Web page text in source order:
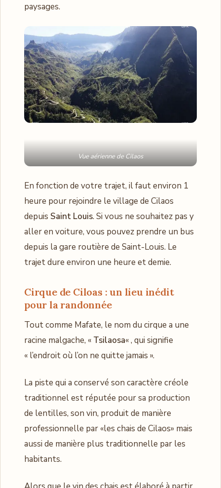
paysages.
Vue aérienne de Cilaos
En fonction de votre trajet, il faut environ 1
heure pour rejoindre le village de Cilaos
depuis Saint Louis. Si vous ne souhaitez pas y
aller en voiture, vous pouvez prendre un bus
depuis la gare routière de Saint-Louis. Le
trajet dure environ une heure et demie.
Cirque de Ciloas : un lieu inédit
pour la randonnée
Tout comme Mafate, le nom du cirque a une
racine malgache, « Tsilaosa« , qui signifie
« l’endroit où l’on ne quitte jamais ».
La piste qui a conservé son caractère créole
traditionnel est réputée pour sa production
de lentilles, son vin, produit de manière
professionnelle par «les chais de Cilaos» mais
aussi de manière plus traditionnelle par les
habitants.